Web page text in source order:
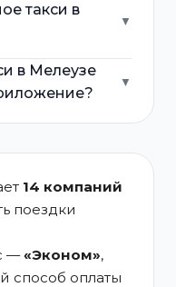
такси в
▼
в Мелеузе
▼
14 компаний
поездки
—«Эконом»,
способ оплаты